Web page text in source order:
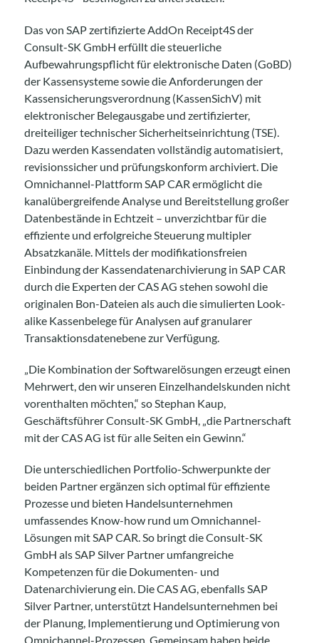
Das von SAP zertifizierte AddOn Receipt4S der
Consult-SK GmbH erfüllt die steuerliche
Aufbewahrungspflicht für elektronische Daten (GoBD)
der Kassensysteme sowie die Anforderungen der
Kassensicherungsverordnung (KassenSichV) mit
elektronischer Belegausgabe und zertifizierter,
dreiteiliger technischer Sicherheitseinrichtung (TSE).
Dazu werden Kassendaten vollständig automatisiert,
revisionssicher und prüfungskonform archiviert. Die
Omnichannel-Plattform SAP CAR ermöglicht die
kanalübergreifende Analyse und Bereitstellung großer
Datenbestände in Echtzeit – unverzichtbar für die
effiziente und erfolgreiche Steuerung multipler
Absatzkanäle. Mittels der modifikationsfreien
Einbindung der Kassendatenarchivierung in SAP CAR
durch die Experten der CAS AG stehen sowohl die
originalen Bon-Dateien als auch die simulierten Look-
alike Kassenbelege für Analysen auf granularer
Transaktionsdatenebene zur Verfügung.
„Die Kombination der Softwarelösungen erzeugt einen
Mehrwert, den wir unseren Einzelhandelskunden nicht
vorenthalten möchten,“ so Stephan Kaup,
Geschäftsführer Consult-SK GmbH, „die Partnerschaft
mit der CAS AG ist für alle Seiten ein Gewinn.“
Die unterschiedlichen Portfolio-Schwerpunkte der
beiden Partner ergänzen sich optimal für effiziente
Prozesse und bieten Handelsunternehmen
umfassendes Know-how rund um Omnichannel-
Lösungen mit SAP CAR. So bringt die Consult-SK
GmbH als SAP Silver Partner umfangreiche
Kompetenzen für die Dokumenten- und
Datenarchivierung ein. Die CAS AG, ebenfalls SAP
Silver Partner, unterstützt Handelsunternehmen bei
der Planung, Implementierung und Optimierung von
Omnichannel-Prozessen. Gemeinsam haben beide